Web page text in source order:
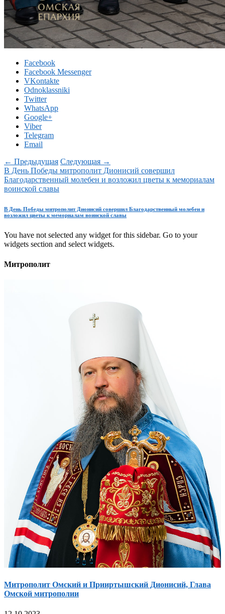
Facebook
Facebook Messenger
VKontakte
Odnoklassniki
Twitter
WhatsApp
Google+
Viber
Telegram
Email
← Предыдущая Следующая →
В День Победы митрополит Дионисий совершил
Благодарственный молебен и возложил цветы к мемориалам
воинской славы
В День Победы митрополит Дионисий совершил Благодарственный молебен и
возложил цветы к мемориалам воинской славы
You have not selected any widget for this sidebar. Go to your
widgets section and select widgets.
Митрополит
Митрополит Омский и Прииртышский Дионисий, Глава
Омской митрополии